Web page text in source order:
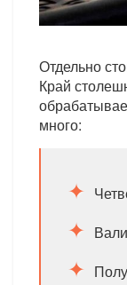
Отдельно
Край
много: